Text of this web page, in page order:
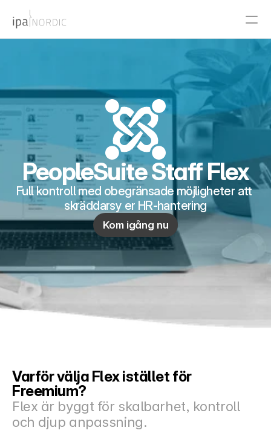
Design
Content
Publish
RESOURCES
Blog
Careers
Docs
Join
Events
PeopleSuite Staff Flex
Full kontroll med obegränsade möjligheter att
skräddarsy er HR-hantering
Kom igång nu
Varför välja Flex istället för
Freemium?
Flex är byggt för skalbarhet, kontroll
och djup anpassning.